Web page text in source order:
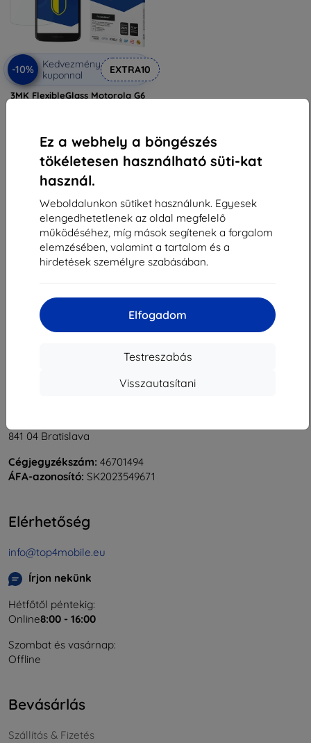
Ez a webhely a böngészés
tökéletesen használható süti-kat
használ.
Weboldalunkon sütiket használunk. Egyesek
elengedhetetlenek az oldal megfelelő
működéséhez, míg mások segítenek a forgalom
elemzésében, valamint a tartalom és a
hirdetések személyre szabásában.
Elfogadom
Testreszabás
Visszautasítani
-10%
Kedvezmény
kuponnal
EXTRA10
3MK FlexibleGlass Motorola G6
3 230 Ft
Raktáron > 5 darab
Összes találat5.
841 04 Bratislava
Cégjegyzékszám: 46701494
ÁFA-azonosító: SK2023549671
Elérhetőség
info@top4mobile.eu
Írjon nekünk
Hétfőtől péntekig:
Online8:00 - 16:00
Szombat és vasárnap:
Offline
Bevásárlás
Szállítás & Fizetés